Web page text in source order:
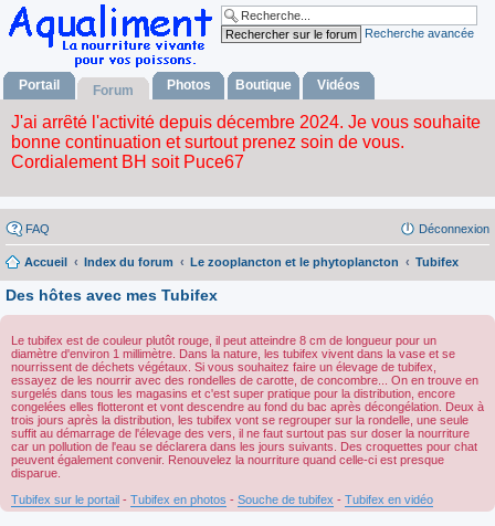
Recherche avancée
Portail Forum Photos Boutique Vidéos
FAQ Déconnexion
Accueil Index du forum Le zooplancton et le phytoplancton Tubifex
Des hôtes avec mes Tubifex
Le tubifex est de couleur plutôt rouge, il peut atteindre 8 cm de longueur pour un
diamètre d'environ 1 millimètre. Dans la nature, les tubifex vivent dans la vase et se
nourrissent de déchets végétaux. Si vous souhaitez faire un élevage de tubifex,
essayez de les nourrir avec des rondelles de carotte, de concombre... On en trouve en
surgelés dans tous les magasins et c'est super pratique pour la distribution, encore
congelées elles flotteront et vont descendre au fond du bac après décongélation. Deux à
trois jours après la distribution, les tubifex vont se regrouper sur la rondelle, une seule
suffit au démarrage de l'élevage des vers, il ne faut surtout pas sur doser la nourriture
car un pollution de l'eau se déclarera dans les jours suivants. Des croquettes pour chat
peuvent également convenir. Renouvelez la nourriture quand celle-ci est presque
disparue.
Tubifex sur le portail - Tubifex en photos - Souche de tubifex - Tubifex en vidéo